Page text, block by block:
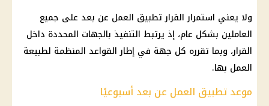
ولا يعني استمرار القرار تطبيق العمل عن بعد على جميع
العاملين بشكل عام، إذ يرتبط التنفيذ بالجهات المحددة داخل
القرار، وبما تقرره كل جهة في إطار القواعد المنظمة لطبيعة
العمل بها.
موعد تطبيق العمل عن بعد أسبوعيًا